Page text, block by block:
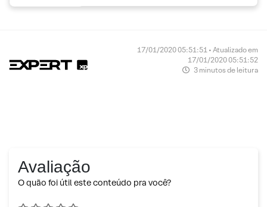
17/01/2020 05:51:51 • Atualizado em
17/01/2020 05:51:52
3 minutos de leitura
Avaliação
O quão foi útil este conteúdo pra você?